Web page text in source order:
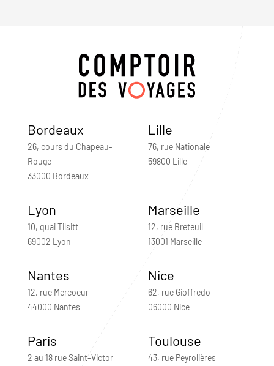
Bordeaux
26, cours du Chapeau-
Rouge
33000 Bordeaux
Lille
76, rue Nationale
59800 Lille
Lyon
10, quai Tilsitt
69002 Lyon
Marseille
12, rue Breteuil
13001 Marseille
Nantes
12, rue Mercoeur
44000 Nantes
Nice
62, rue Gioffredo
06000 Nice
Paris
2 au 18 rue Saint-Victor
Toulouse
43, rue Peyrolières